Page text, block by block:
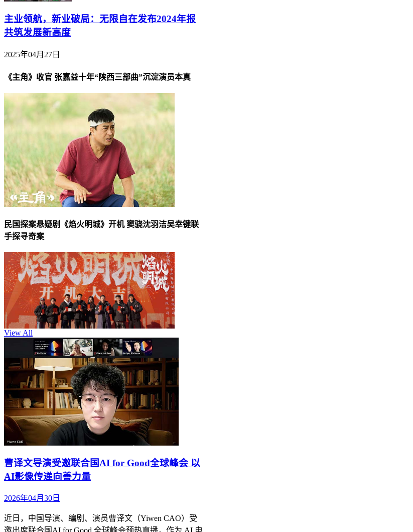
主业领航，新业破局：无限自在发布2024年报
共筑发展新高度
2025年04月27日
《主角》收官 张嘉益十年“陕西三部曲”沉淀演员本真
民国探案悬疑剧《焰火明城》开机 窦骁沈羽洁吴幸键联
手探寻奇案
View All
曹译文导演受邀联合国AI for Good全球峰会 以
AI影像传递向善力量
2026年04月30日
近日，中国导演、编剧、演员曹译文（Yiwen CAO）受